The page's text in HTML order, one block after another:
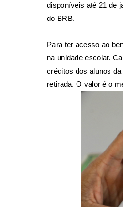
disponíveis até 21 de
do BRB.
Para ter acesso ao
na unidade escolar.
créditos dos alunos
retirada. O valor é o